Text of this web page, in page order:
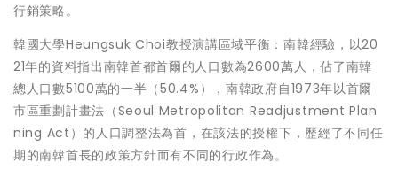
行銷策略。
韓國大學Heungsuk Choi教授演講區域平衡：南韓經驗，以20
21年的資料指出南韓首都首爾的人口數為2600萬人，佔了南韓
總人口數5100萬的一半（50.4%），南韓政府自1973年以首爾
市區重劃計畫法（Seoul Metropolitan Readjustment Plan
ning Act）的人口調整法為首，在該法的授權下，歷經了不同任
期的南韓首長的政策方針而有不同的行政作為。